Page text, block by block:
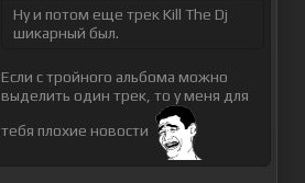
Ну и потом еще трек Kill The Dj
шикарный был.
Если с тройного альбома можно
выделить один трек, то у меня для
тебя плохие новости